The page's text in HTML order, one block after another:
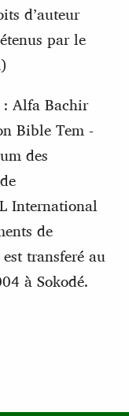
d’auteur
par le
Alfa Bachir
Bible Tem -
des
International
de
transferé au
à Sokodé.